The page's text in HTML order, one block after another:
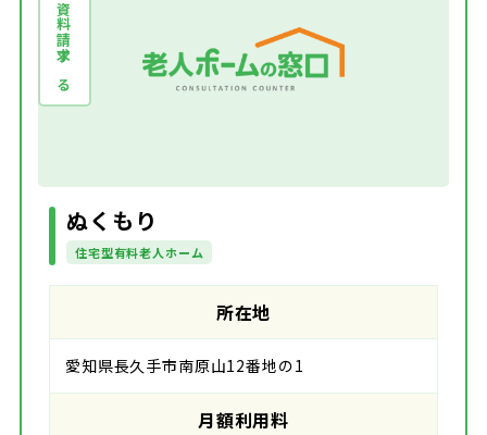
資料請求する
ぬくもり
住宅型有料老人ホーム
所在地
愛知県長久手市南原山12番地の1
月額利用料